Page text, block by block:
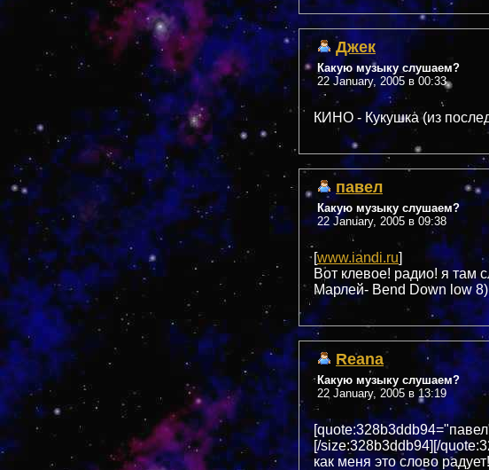
Джек
Какую музыку слушаем?
22 January, 2005 в 00:33
КИНО - Кукушка (из
павел
Какую музыку слушаем?
22 January, 2005 в 09:38
[www.iandi.ru]
Вот клевое! радио! я там
Марлей- Bend Down low 8)
Reana
Какую музыку слушаем?
22 January, 2005 в 13:19
[/size:328b3ddb94][/
как меня это слово